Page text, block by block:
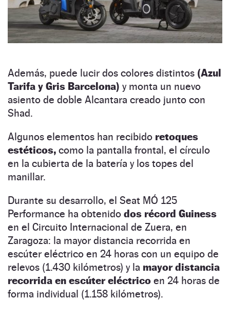
Además, puede lucir dos colores distintos (Azul
Tarifa y Gris Barcelona) y monta un nuevo
asiento de doble Alcantara creado junto con
Shad.
Algunos elementos han recibido retoques
estéticos, como la pantalla frontal, el círculo
en la cubierta de la batería y los topes del
manillar.
Durante su desarrollo, el Seat MÓ 125
Performance ha obtenido dos récord Guiness
en el Circuito Internacional de Zuera, en
Zaragoza: la mayor distancia recorrida en
escúter eléctrico en 24 horas con un equipo de
relevos (1.430 kilómetros) y la mayor distancia
recorrida en escúter eléctrico en 24 horas de
forma individual (1.158 kilómetros).